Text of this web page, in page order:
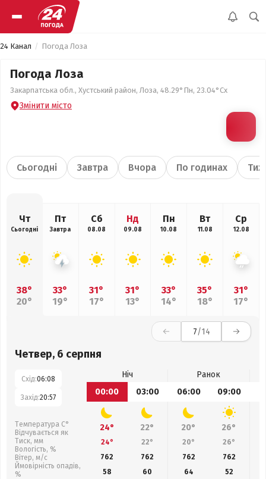
24 Канал Погода Лоза
Погода Лоза
Закарпатська обл., Хустський район, Лоза, 48.29°Пн, 23.04°Сх
Змінити місто
Сьогодні Завтра Вчора По годинах
Чт
Сьогодні
38°
20°
Пт
Завтра
33°
19°
Сб
08.08
31°
17°
Нд
09.08
31°
13°
Пн
10.08
33°
14°
Вт
11.08
35°
18°
Ср
12.08
31°
17°
7/14
Четвер, 6 серпня
Схід:06:08
Захід:20:57
Температура С°
Відчувається як
Тиск, мм
Вологість, %
Вітер, м/с
Ймовірність опадів,
%
Ніч
Ранок
00:00
03:00 06:00 09:00
24° 22° 20° 26°
24° 22° 20° 26°
762
762 762 762
58
60 64
52